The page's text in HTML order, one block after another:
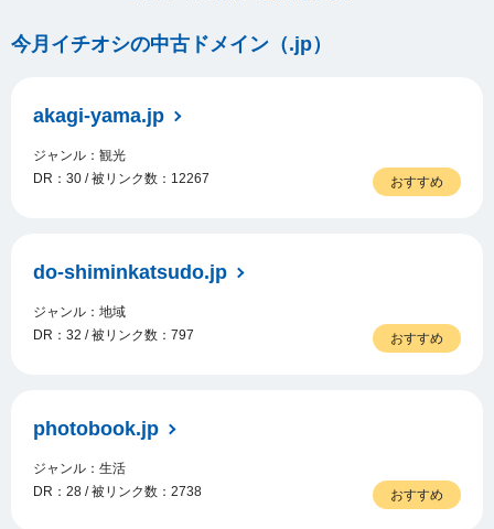
今月イチオシの中古ドメイン（.jp）
akagi-yama.jp
ジャンル：観光
DR：30 / 被リンク数：12267
おすすめ
do-shiminkatsudo.jp
ジャンル：地域
DR：32 / 被リンク数：797
おすすめ
photobook.jp
ジャンル：生活
DR：28 / 被リンク数：2738
おすすめ